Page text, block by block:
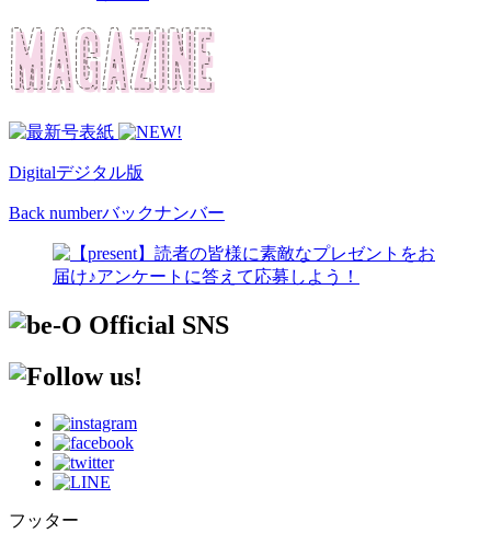
Digitalデジタル版
Back numberバックナンバー
フッター